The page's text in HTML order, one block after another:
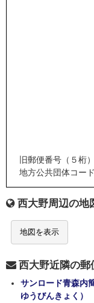
旧郵便番号（５桁
地方公共団体コー
西大野周辺の地
地図を表示
西大野近隣の
サンロード青森内
ゆうびんきょく）